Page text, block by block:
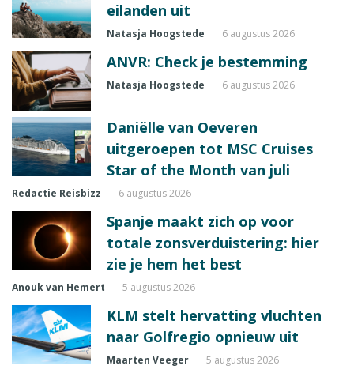
eilanden uit
Natasja Hoogstede 6 augustus 2026
ANVR: Check je bestemming
Natasja Hoogstede 6 augustus 2026
Daniëlle van Oeveren
uitgeroepen tot MSC Cruises
Star of the Month van juli
Redactie Reisbizz 6 augustus 2026
Spanje maakt zich op voor
totale zonsverduistering: hier
zie je hem het best
Anouk van Hemert 5 augustus 2026
KLM stelt hervatting vluchten
naar Golfregio opnieuw uit
Maarten Veeger 5 augustus 2026